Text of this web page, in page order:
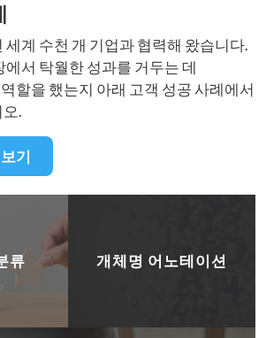
계 수천 개 기업과 협력해 왔습니다.
서 탁월한 성과를 거두는 데
할을 했는지 아래 고객 성공 사례에서
.
기
류 개체명 어노테이션